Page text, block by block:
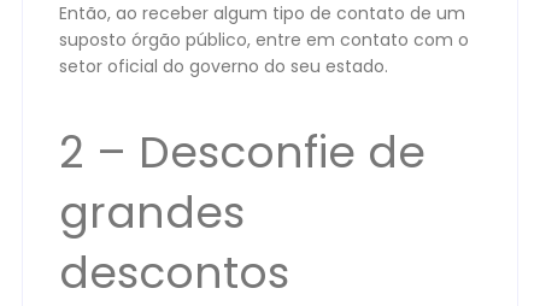
Então, ao receber algum tipo de contato de um
suposto órgão público, entre em contato com o
setor oficial do governo do seu estado.
2 – Desconfie de
grandes
descontos